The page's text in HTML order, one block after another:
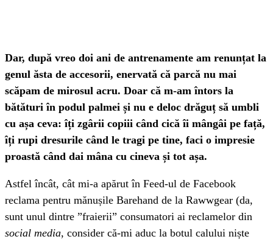
Dar, după vreo doi ani de antrenamente am renunțat la
genul ăsta de accesorii, enervată că parcă nu mai
scăpam de mirosul acru. Doar că m-am întors la
bătături în podul palmei și nu e deloc drăguț să umbli
cu așa ceva: îți zgârii copiii când cică îi mângâi pe față,
îți rupi dresurile când le tragi pe tine, faci o impresie
proastă când dai mâna cu cineva și tot așa.
Astfel încât, cât mi-a apărut în Feed-ul de Facebook
reclama pentru mănușile Barehand de la Rawwgear (da,
sunt unul dintre ”fraierii” consumatori ai reclamelor din
social media, consider că-mi aduc la botul calului niște